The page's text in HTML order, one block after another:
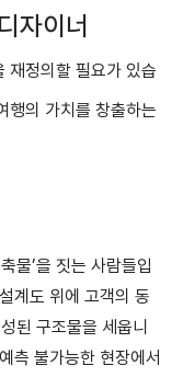
자이너
재정의할 필요가 있습
행의 가치를 창출하는
물’을 짓는 사람들입
계도 위에 고객의 동
된 구조물을 세웁니
측 불가능한 현장에서